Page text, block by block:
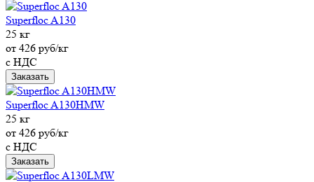
Superfloc A130
25 кг
от 426 руб/кг
с НДС
Заказать
Superfloc A130HMW
25 кг
от 426 руб/кг
с НДС
Заказать